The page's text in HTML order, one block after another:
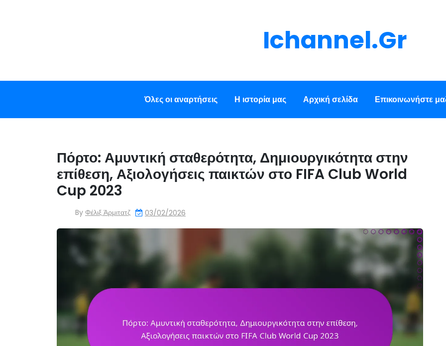
Ichannel.gr
Όλες οι αναρτήσεις Η ιστορία μας Αρχική σελίδα Επικοινωνήστε
Πόρτο: Αμυντική σταθερότητα, Δημιουργικότητα στην
επίθεση, Αξιολογήσεις παικτών στο FIFA Club World
Cup 2023
By Φέλιξ Άρμιτατζ 03/02/2026